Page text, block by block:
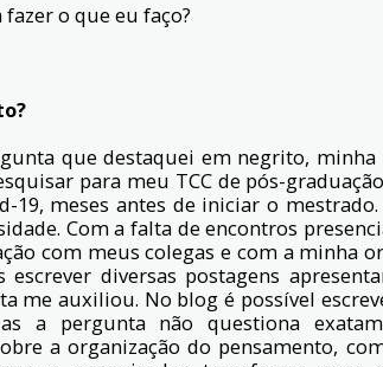
o que eu faço?
que destaquei em negrito,
para meu TCC de pós-
19, meses antes de iniciar o
Com a falta de encontros
com meus colegas e com a minha
diversas postagens
me auxiliou. No blog é possível
a pergunta não questiona
a organização do pensamento,